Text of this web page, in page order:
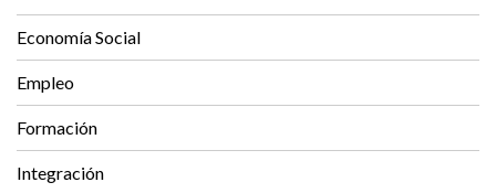
Economía Social
Empleo
Formación
Integración